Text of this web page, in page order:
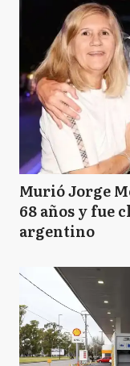
Murió Jorge
68 años y fue
argentino